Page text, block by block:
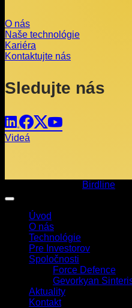
O nás
Naše technológie
Kariéra
Kontaktujte nás
Sledujte nás
Videá
Birdline
Úvod
O nás
Technológie
Pre Investorov
Spoločnosti
Force Defence
Gevorkyan
Aktuality
Kontakt